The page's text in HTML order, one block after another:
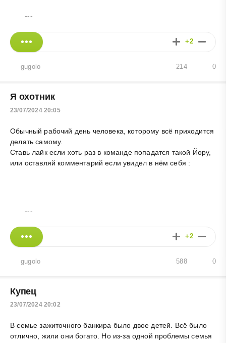
---
+2
gugolo 0
214
Я охотник
23/07/2024 20:05
Обычный рабочий день человека, которому всё приходится
делать самому.
Ставь лайк если хоть раз в команде попадатся такой Йору,
или оставляй комментарий если увидел в нём себя :
---
+2
gugolo 0
588
Купец
23/07/2024 20:02
В семье зажиточного банкира было двое детей. Всё было
отлично, жили они богато. Но из-за одной проблемы семья